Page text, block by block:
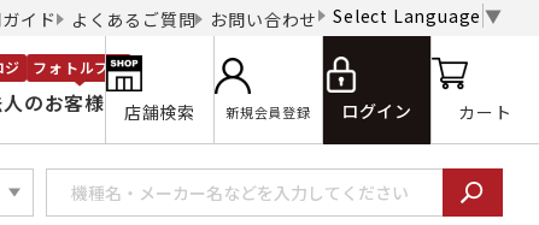
イド よくあるご質問 お問い合わせ Select Language ▼
のお客様
ジ フォトルプロ
店舗検索 新規会員登録 ログイン カート